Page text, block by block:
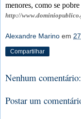
menores, como se
http://
Alexandre Marino em
Compartilhar
Nenhum comentário:
Postar um